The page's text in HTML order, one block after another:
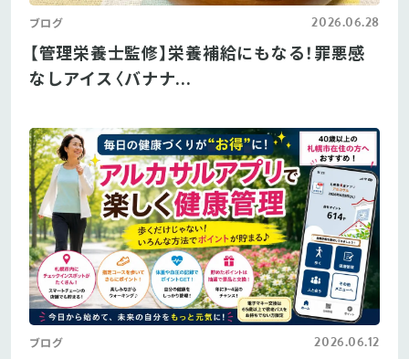
ブログ 2026.06.28
【管理栄養士監修】栄養補給にもなる！罪悪感
なしアイス〈バナナ...
ブログ 2026.06.12